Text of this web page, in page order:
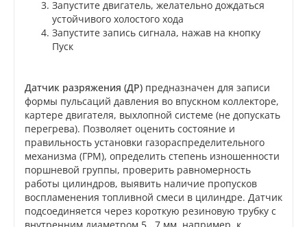
Запустите двигатель, желательно дождаться
устойчивого холостого хода
Запустите запись сигнала, нажав на кнопку
Пуск
Датчик разряжения (ДР) предназначен для записи
формы пульсаций давления во впускном коллекторе,
картере двигателя, выхлопной системе (не допускать
перегрева). Позволяет оценить состояние и
правильность установки газораспределительного
механизма (ГРМ), определить степень изношенности
поршневой группы, проверить равномерность
работы цилиндров, выявить наличие пропусков
воспламенения топливной смеси в цилиндре. Датчик
подсоединяется через короткую резиновую трубку с